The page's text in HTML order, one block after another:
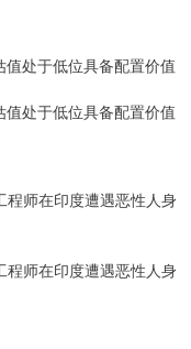
处于低位具备配置价值
处于低位具备配置价值
程师在印度遭遇恶性人身
程师在印度遭遇恶性人身